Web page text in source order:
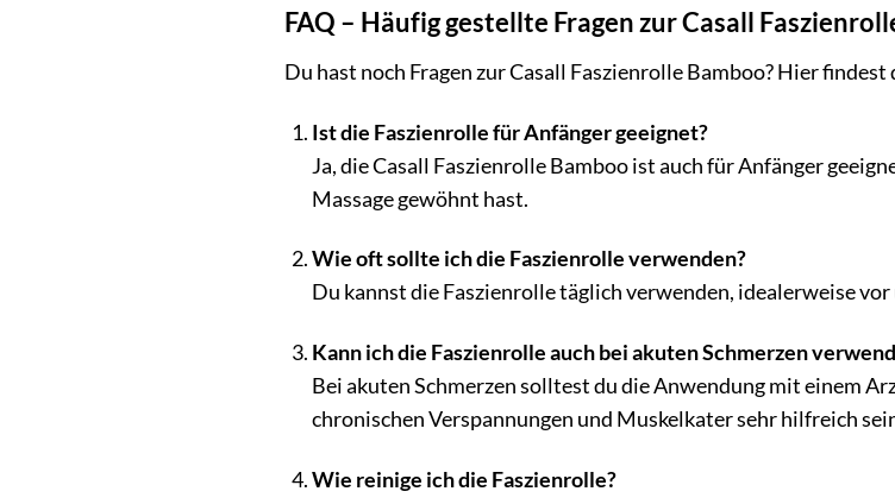
FAQ – Häufig gestellte Fragen zur Casall
Du hast noch Fragen zur Casall Faszienrolle Bamboo? Hier
Ist die Faszienrolle für Anfänger geeignet?
Ja, die Casall Faszienrolle Bamboo ist auch für Anfänger
Massage gewöhnt hast.
Wie oft sollte ich die Faszienrolle verwenden?
Du kannst die Faszienrolle täglich verwenden, idealerweise
Kann ich die Faszienrolle auch bei akuten Schmerzen
Bei akuten Schmerzen solltest du die Anwendung mit einem
chronischen Verspannungen und Muskelkater sehr hilfreich
Wie reinige ich die Faszienrolle?